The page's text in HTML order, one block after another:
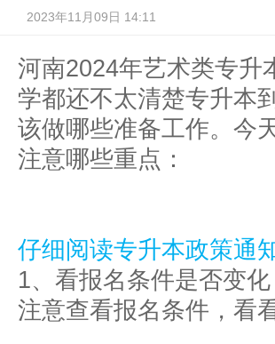
2023年11月09日 14:11
河南2024年艺术类专升
学都还不太清楚专升本
该做哪些准备工作。今
注意哪些重点：
仔细阅读专升本政策通
1、看报名条件是否变化
注意查看报名条件，看